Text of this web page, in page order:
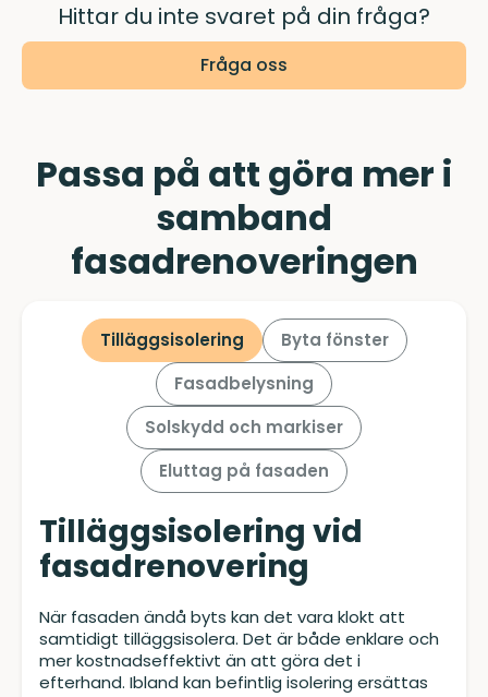
Hittar du inte svaret på din fråga?
Fråga oss
Passa på att göra mer i
samband
fasadrenoveringen
Tilläggsisolering
Byta fönster
Fasadbelysning
Solskydd och markiser
Eluttag på fasaden
Tilläggsisolering vid
fasadrenovering
När fasaden ändå byts kan det vara klokt att
samtidigt tilläggsisolera. Det är både enklare och
mer kostnadseffektivt än att göra det i
efterhand. Ibland kan befintlig isolering ersättas